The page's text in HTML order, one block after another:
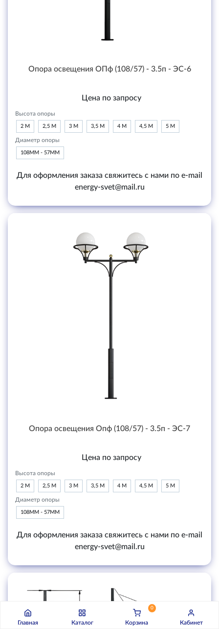
Опора освещения ОПф (108/57) - 3.5п - ЭС-6
Цена по запросу
Высота опоры
2 М 2,5 М 3 М 3,5 М 4 М 4,5 М 5 М
Диаметр опоры
108ММ - 57ММ
Для оформления заказа свяжитесь с нами по e-mail
energy-svet@mail.ru
Опора освещения Опф (108/57) - 3.5п - ЭС-7
Цена по запросу
Высота опоры
2 М 2,5 М 3 М 3,5 М 4 М 4,5 М 5 М
Диаметр опоры
108ММ - 57ММ
Для оформления заказа свяжитесь с нами по e-mail
energy-svet@mail.ru
Главная Каталог
0
Корзина Кабинет